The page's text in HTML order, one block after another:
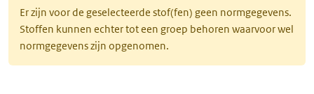
Er zijn voor de geselecteerde stof(fen) geen normgegevens.
Stoffen kunnen echter tot een groep behoren waarvoor wel
normgegevens zijn opgenomen.